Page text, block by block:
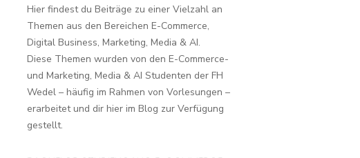
Hier findest du Beiträge zu einer Vielzahl an
Themen aus den Bereichen E-Commerce,
Digital Business, Marketing, Media & AI.
Diese Themen wurden von den E-Commerce-
und Marketing, Media & AI Studenten der FH
Wedel – häufig im Rahmen von Vorlesungen –
erarbeitet und dir hier im Blog zur Verfügung
gestellt.